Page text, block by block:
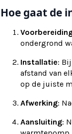
Hoe gaat de
ondergrond
Installatie:
afstand van
op de juiste
Afwerking:
Aansluiting: